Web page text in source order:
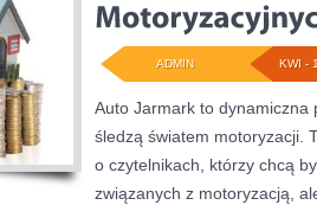
KWI -
ADMIN
Auto Jarmark to dynamiczna
śledzą światem motoryzacji.
o czytelnikach, którzy chcą
związanych z motoryzacją,